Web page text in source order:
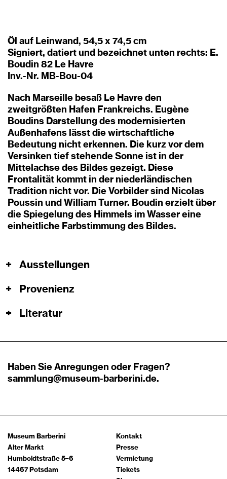
Öl auf Leinwand, 54,5 x 74,5 cm
Signiert, datiert und bezeichnet unten rechts: E.
Boudin 82 Le Havre
Inv.-Nr. MB-Bou-04
Nach Marseille besaß Le Havre den
zweitgrößten Hafen Frankreichs. Eugène
Boudins Darstellung des modernisierten
Außenhafens lässt die wirtschaftliche
Bedeutung nicht erkennen. Die kurz vor dem
Versinken tief stehende Sonne ist in der
Mittelachse des Bildes gezeigt. Diese
Frontalität kommt in der niederländischen
Tradition nicht vor. Die Vorbilder sind Nicolas
Poussin und William Turner. Boudin erzielt über
die Spiegelung des Himmels im Wasser eine
einheitliche Farbstimmung des Bildes.
+ Ausstellungen
+ Provenienz
+ Literatur
Haben Sie Anregungen oder Fragen?
sammlung@museum-barberini.de.
Museum Barberini
Alter Markt
Humboldtstraße 5–6
14467 Potsdam
Kontakt
Presse
Vermietung
Tickets